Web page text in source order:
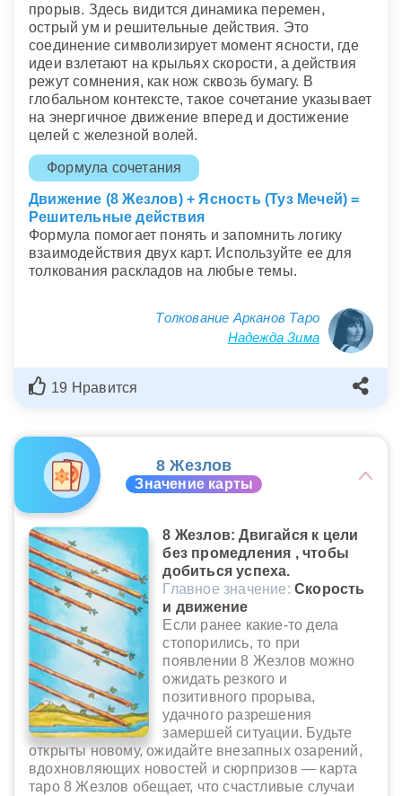
прорыв. Здесь видится динамика перемен,
острый ум и решительные действия. Это
соединение символизирует момент ясности, где
идеи взлетают на крыльях скорости, а действия
режут сомнения, как нож сквозь бумагу. В
глобальном контексте, такое сочетание указывает
на энергичное движение вперед и достижение
целей с железной волей.
Формула сочетания
Движение (8 Жезлов) + Ясность (Туз Мечей) =
Решительные действия
Формула помогает понять и запомнить логику
взаимодействия двух карт. Используйте ее для
толкования раскладов на любые темы.
Толкование Арканов Таро
Надежда Зима
19 Нравится
8 Жезлов
Значение карты
8 Жезлов: Двигайся к цели
без промедления , чтобы
добиться успеха.
Главное значение: Скорость
и движение
Если ранее какие-то дела
стопорились, то при
появлении 8 Жезлов можно
ожидать резкого и
позитивного прорыва,
удачного разрешения
замершей ситуации. Будьте
открыты новому, ожидайте внезапных озарений,
вдохновляющих новостей и сюрпризов — карта
таро 8 Жезлов обещает, что счастливые случаи